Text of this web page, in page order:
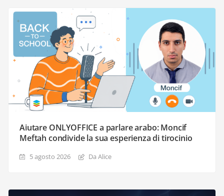
Aiutare ONLYOFFICE a parlare arabo: Moncif
Meftah condivide la sua esperienza di tirocinio
5 agosto 2026 Da Alice